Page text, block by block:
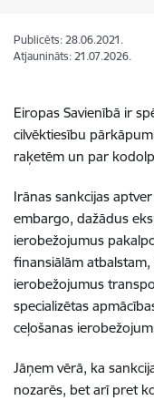
Publicēts: 28.06.2021.
Atjaunināts: 21.07.2026.
Eiropas Savienībā ir
cilvēktiesību
raķetēm un par
Irānas sankcijas
embargo, dažādus
ierobežojumus
finansiālām
ierobežojumus
specializētas
ceļošanas
Jāņem vērā, ka
nozarēs, bet arī pret